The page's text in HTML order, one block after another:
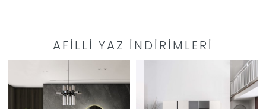
AFILLI YAZ İNDIRIMLERI